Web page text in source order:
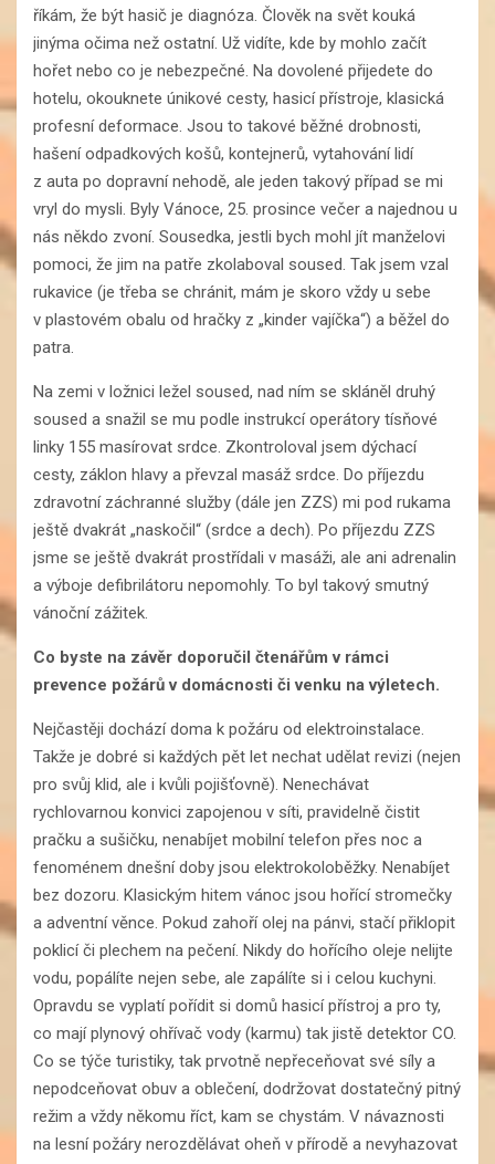
říkám, že být hasič je diagnóza. Člověk na svět kouká
jinýma očima než ostatní. Už vidíte, kde by mohlo začít
hořet nebo co je nebezpečné. Na dovolené přijedete do
hotelu, okouknete únikové cesty, hasicí přístroje, klasická
profesní deformace. Jsou to takové běžné drobnosti,
hašení odpadkových košů, kontejnerů, vytahování lidí
z auta po dopravní nehodě, ale jeden takový případ se mi
vryl do mysli. Byly Vánoce, 25. prosince večer a najednou u
nás někdo zvoní. Sousedka, jestli bych mohl jít manželovi
pomoci, že jim na patře zkolaboval soused. Tak jsem vzal
rukavice (je třeba se chránit, mám je skoro vždy u sebe
v plastovém obalu od hračky z „kinder vajíčka“) a běžel do
patra.
Na zemi v ložnici ležel soused, nad ním se skláněl druhý
soused a snažil se mu podle instrukcí operátory tísňové
linky 155 masírovat srdce. Zkontroloval jsem dýchací
cesty, záklon hlavy a převzal masáž srdce. Do příjezdu
zdravotní záchranné služby (dále jen ZZS) mi pod rukama
ještě dvakrát „naskočil“ (srdce a dech). Po příjezdu ZZS
jsme se ještě dvakrát prostřídali v masáži, ale ani adrenalin
a výboje defibrilátoru nepomohly. To byl takový smutný
vánoční zážitek.
Co byste na závěr doporučil čtenářům v rámci
prevence požárů v domácnosti či venku na výletech.
Nejčastěji dochází doma k požáru od elektroinstalace.
Takže je dobré si každých pět let nechat udělat revizi (nejen
pro svůj klid, ale i kvůli pojišťovně). Nenechávat
rychlovarnou konvici zapojenou v síti, pravidelně čistit
pračku a sušičku, nenabíjet mobilní telefon přes noc a
fenoménem dnešní doby jsou elektrokoloběžky. Nenabíjet
bez dozoru. Klasickým hitem vánoc jsou hořící stromečky
a adventní věnce. Pokud zahoří olej na pánvi, stačí přiklopit
poklicí či plechem na pečení. Nikdy do hořícího oleje nelijte
vodu, popálíte nejen sebe, ale zapálíte si i celou kuchyni.
Opravdu se vyplatí pořídit si domů hasicí přístroj a pro ty,
co mají plynový ohřívač vody (karmu) tak jistě detektor CO.
Co se týče turistiky, tak prvotně nepřeceňovat své síly a
nepodceňovat obuv a oblečení, dodržovat dostatečný pitný
režim a vždy někomu říct, kam se chystám. V návaznosti
na lesní požáry nerozdělávat oheň v přírodě a nevyhazovat